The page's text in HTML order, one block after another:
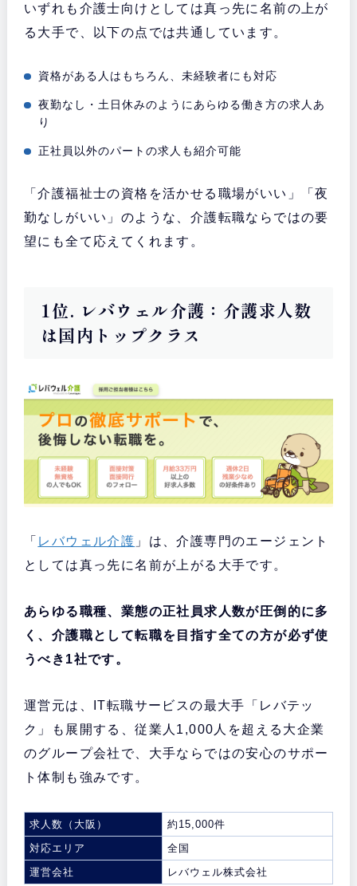
いずれも介護士向けとしては真っ先に名前の上が
る大手で、以下の点では共通しています。
資格がある人はもちろん、未経験者にも対応
夜勤なし・土日休みのようにあらゆる働き方の求人あ
り
正社員以外のパートの求人も紹介可能
「介護福祉士の資格を活かせる職場がいい」「夜
勤なしがいい」のような、介護転職ならではの要
望にも全て応えてくれます。
1位. レバウェル介護：介護求人数
は国内トップクラス
「 レバウェル介護 」は、介護専門のエージェント
としては真っ先に名前が上がる大手です。
あらゆる職種、業態の正社員求人数が圧倒的に多
く、介護職として転職を目指す全ての方が必ず使
うべき1社です。
運営元は、IT転職サービスの最大手「レバテッ
ク」も展開する、従業人1,000人を超える大企業
のグループ会社で、大手ならではの安心のサポー
ト体制も強みです。
求人数（大阪）
約15,000件
対応エリア
全国
運営会社
レバウェル株式会社